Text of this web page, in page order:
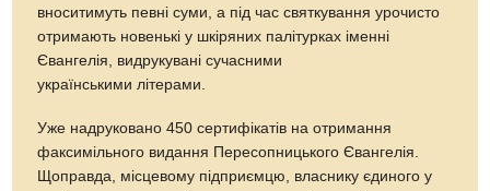
вноситимуть певні суми, а під час святкування урочисто
отримають новенькі у шкіряних палітурках іменні
Євангелія, видрукувані сучасними
українськими літерами.
Уже надруковано 450 сертифікатів на отримання
факсимільного видання Пересопницького Євангелія.
Щоправда, місцевому підприємцю, власнику єдиного у